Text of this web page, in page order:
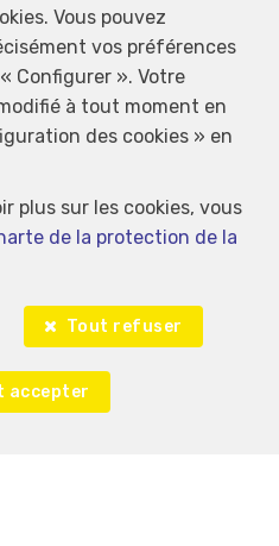
Vous pouvez
vos préférences
Configurer ». Votre
à tout moment en
des cookies » en
plus sur les cookies, vous
de la protection de la
Tout refuser
accepter